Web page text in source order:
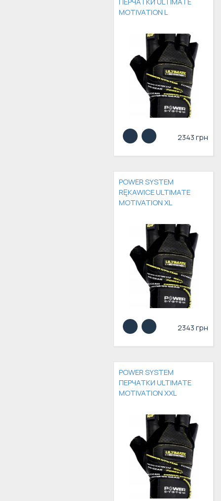
MOTIVATION L
2343 грн
POWER SYSTEM
RĘKAWICE ULTIMATE
MOTIVATION XL
2343 грн
POWER SYSTEM
ПЕРЧАТКИ ULTIMATE
MOTIVATION XXL